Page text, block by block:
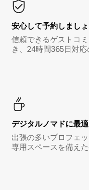
安心して予約しましょ
信頼できるゲストコ
き、24時間365日対応
デジタルノマド⁠に最⁠
出張の多いプロフェ
専用スペースを備え